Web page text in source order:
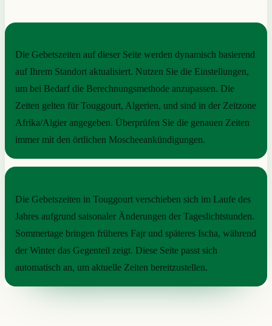
Die Gebetszeiten auf dieser Seite werden dynamisch basierend
auf Ihrem Standort aktualisiert. Nutzen Sie die Einstellungen,
um bei Bedarf die Berechnungsmethode anzupassen. Die
Zeiten gelten für Touggourt, Algerien, und sind in der Zeitzone
Afrika/Algier angegeben. Überprüfen Sie die genauen Zeiten
immer mit den örtlichen Moscheeankündigungen.
Die Gebetszeiten in Touggourt verschieben sich im Laufe des
Jahres aufgrund saisonaler Änderungen der Tageslichtstunden.
Sommertage bringen früheres Fajr und späteres Ischa, während
der Winter das Gegenteil zeigt. Diese Seite passt sich
automatisch an, um aktuelle Zeiten bereitzustellen.